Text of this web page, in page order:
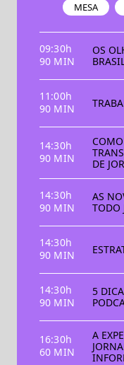
MESA
09:30h
90 MIN
OS
11:00h
90 MIN
14:30h
90 MIN
DE
14:30h
90 MIN
AS
TODO
14:30h
90 MIN
14:30h
90 MIN
5
16:30h
60 MIN
A